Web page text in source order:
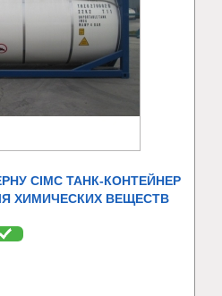
CIMC ТАНК-КОНТЕЙНЕР
ХИМИЧЕСКИХ ВЕЩЕСТВ